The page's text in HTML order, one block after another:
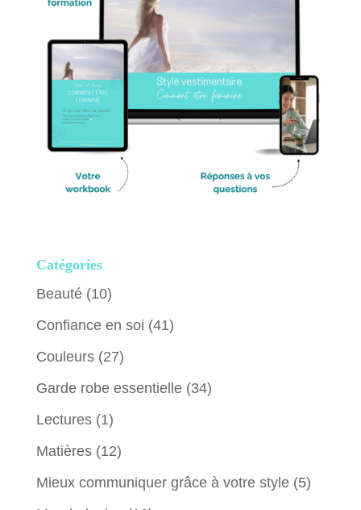
Catégories
Beauté(10)
Confiance en soi (41)
Couleurs(27)
Garde robe essentielle(34)
Lectures(1)
Matières(12)
Mieux communiquer grâce à votre style(5)